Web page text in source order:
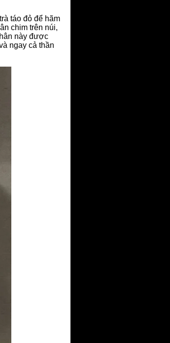
táo đỏ để hãm
chim trên núi,
này được
ngay cả thần